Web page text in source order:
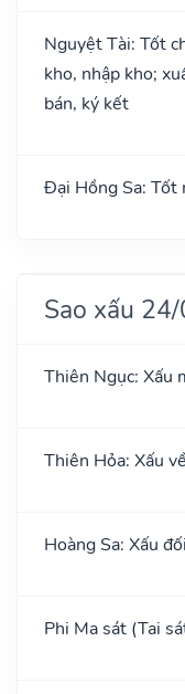
Nguyệt Tài: Tốt
kho, nhập kho;
bán, ký kết
Đại Hồng Sa: Tốt
Sao xấu
Thiên Ngục: Xấu
Thiên Hỏa: Xấu
Hoàng Sa: Xấu
Phi Ma sát (Tai